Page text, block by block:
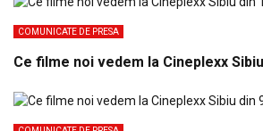
COMUNICATE DE PRESA
Ce filme noi vedem la Cineplexx